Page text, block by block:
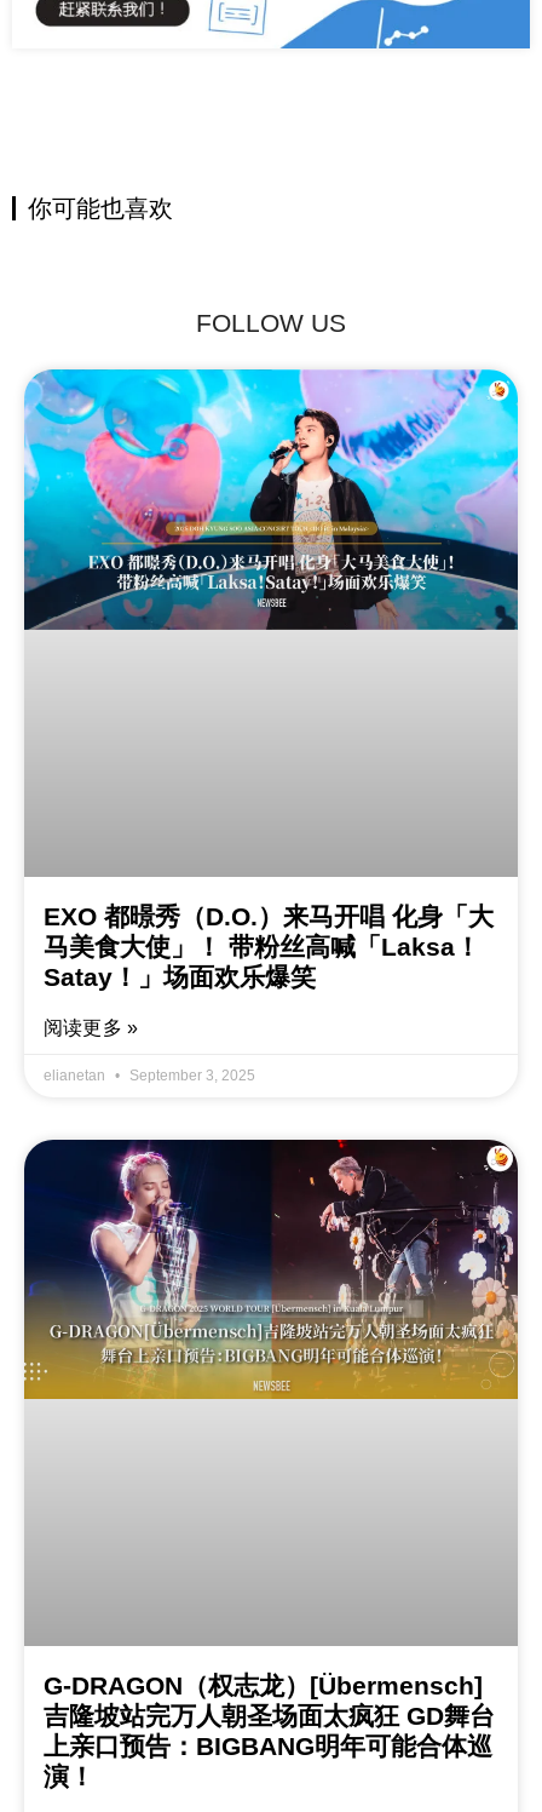
你可能也喜欢
FOLLOW US
EXO 都暻秀（D.O.）来马开唱 化身「大
马美食大使」！ 带粉丝高喊「Laksa！
Satay！」场面欢乐爆笑
阅读更多 »
elianetan September 3, 2025
G-DRAGON（权志龙）[Übermensch]
吉隆坡站完万人朝圣场面太疯狂 GD舞台
上亲口预告：BIGBANG明年可能合体巡
演！